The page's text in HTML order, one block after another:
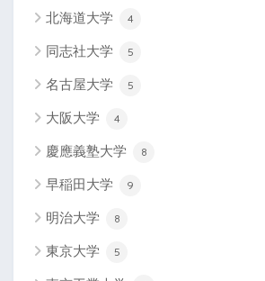
北海道大学 4
同志社大学 5
名古屋大学 5
大阪大学 4
慶應義塾大学 8
早稲田大学 9
明治大学 8
東京大学 5